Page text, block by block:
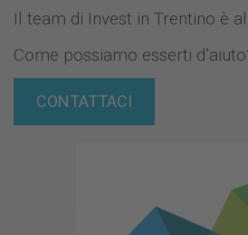
Il team di Invest in Trentino è
Come possiamo esserti
CONTATTACI